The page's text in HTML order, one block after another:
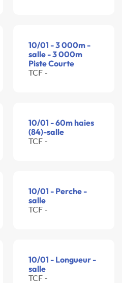
10/01 - 3 000m -
salle - 3 000m
Piste Courte
TCF -
10/01 - 60m haies
(84)-salle
TCF -
10/01 - Perche -
salle
TCF -
10/01 - Longueur -
salle
TCF -